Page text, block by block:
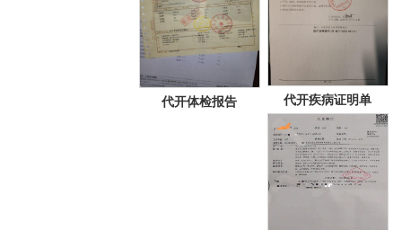
代开体检报告 代开疾病证明单